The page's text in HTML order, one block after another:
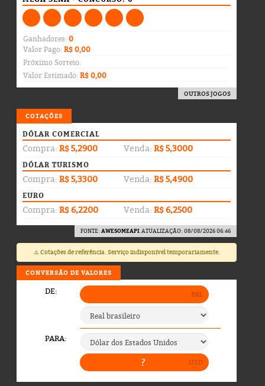
Ganhadores:0
Valor Pago:R$ 0,00
Próximo Sorteio:
Valor Estimado:R$ 0,00
OUTROS JOGOS
COTAÇÕES
DÓLAR COMERCIAL
Compra: R$ 5,2900 Venda: R$ 5,3000
DÓLAR TURISMO
Compra: R$ 5,3300 Venda: R$ 5,4900
EURO
Compra: R$ 6,2200 Venda: R$ 6,2500
FONTE: AWESOMEAPI. ATUALIZAÇÃO: 08/08/2026 06:46
⚠️ Cotações de referência. Serviço indisponível temporariamente.
CONVERSÃO DE VALORES